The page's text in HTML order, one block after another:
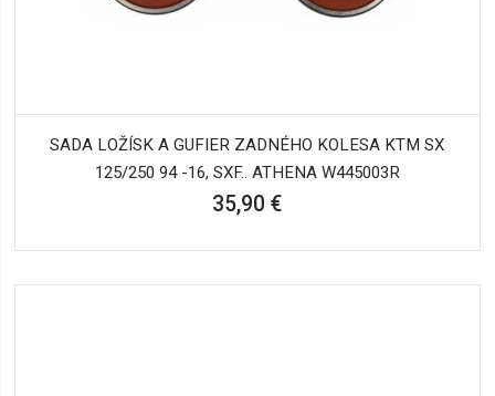
SADA LOŽÍSK A GUFIER ZADNÉHO KOLESA KTM SX
125/250 94 -16, SXF.. ATHENA W445003R
35,90 €